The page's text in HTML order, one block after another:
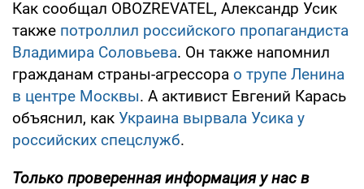
Как сообщал OBOZREVATEL, Александр Усик
также потроллил российского пропагандиста
Владимира Соловьева. Он также напомнил
гражданам страны-агрессора о трупе Ленина
в центре Москвы. А активист Евгений Карась
объяснил, как Украина вырвала Усика у
российских спецслужб.
Только проверенная информация у нас в